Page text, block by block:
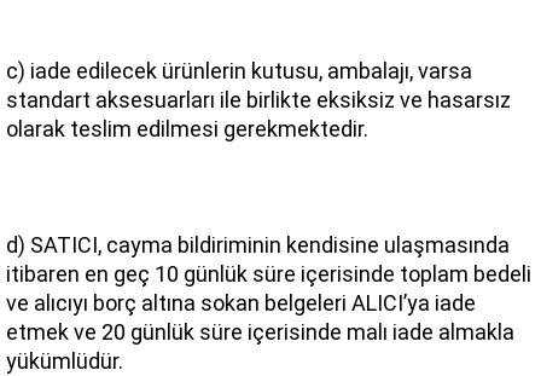
c) iade edilecek ürünlerin kutusu, ambalajı, varsa
standart aksesuarları ile birlikte eksiksiz ve hasarsız
olarak teslim edilmesi gerekmektedir.
d) SATICI, cayma bildiriminin kendisine ulaşmasında
itibaren en geç 10 günlük süre içerisinde toplam bedeli
ve alıcıyı borç altına sokan belgeleri ALICI’ya iade
etmek ve 20 günlük süre içerisinde malı iade almakla
yükümlüdür.